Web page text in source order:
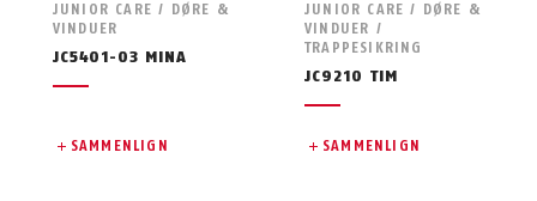
JUNIOR CARE / DØRE &
VINDUER
JC5401-03 MINA
SAMMENLIGN
JUNIOR CARE / DØRE &
VINDUER /
TRAPPESIKRING
JC9210 TIM
SAMMENLIGN